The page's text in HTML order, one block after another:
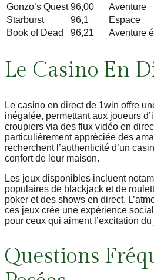
Gonzo’s Quest 96,00
Aventure
Starburst
96,1
Espace
Book of Dead
96,21 Aventure
Le Casino En
Le casino en direct de 1win offre
inégalée, permettant aux joueurs
croupiers via des flux vidéo en
particulièrement appréciée des
recherchent l’authenticité d’un
confort de leur maison.
Les jeux disponibles incluent
populaires de blackjack et de
poker et des shows en direct.
ces jeux crée une expérience
pour ceux qui aiment l’excitation
Questions